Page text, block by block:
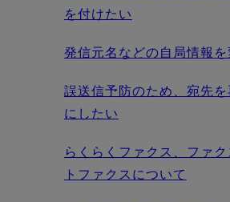
を付けたい
発信元名などの自局情報を
誤送信予防のため、宛先
にしたい
らくらくファクス、ファ
トファクスについて